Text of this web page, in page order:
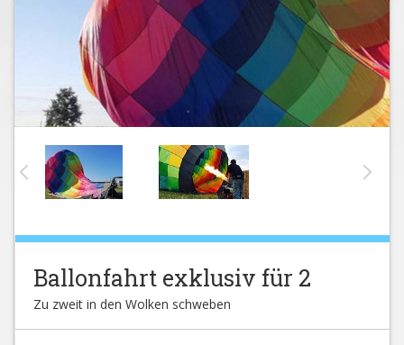
Ballonfahrt exklusiv für 2
Zu zweit in den Wolken schweben